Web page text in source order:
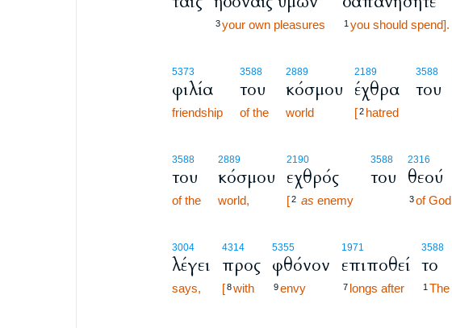
3 your own pleasures 1 you should spend].
5373
φιλία
friendship
3588
του
of the
2889
κόσμου
world
2189
έχθρα
[ 2 hatred
3588
του
3588
του
of the
2889
κόσμου
world,
2190
εχθρός
[ 2 as enemy
3588
του
2316
θεού
3 of God
3004
λέγει
says,
4314
προς
[ 8 with
5355
φθόνον
9 envy
1971
επιποθεί
7 longs after
3588
το
1 The